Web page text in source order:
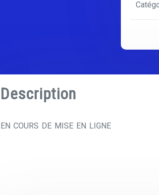
Description
EN COURS DE MISE EN LIGNE